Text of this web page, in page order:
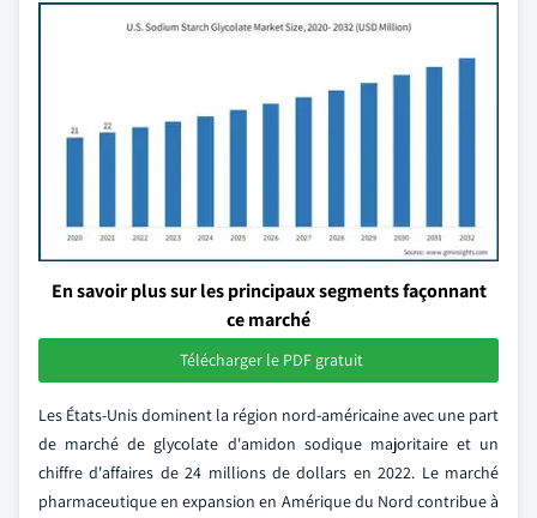
En savoir plus sur les principaux segments façonnant
ce marché
Télécharger le PDF gratuit
Les États-Unis dominent la région nord-américaine avec une part
de marché de glycolate d'amidon sodique majoritaire et un
chiffre d'affaires de 24 millions de dollars en 2022. Le marché
pharmaceutique en expansion en Amérique du Nord contribue à